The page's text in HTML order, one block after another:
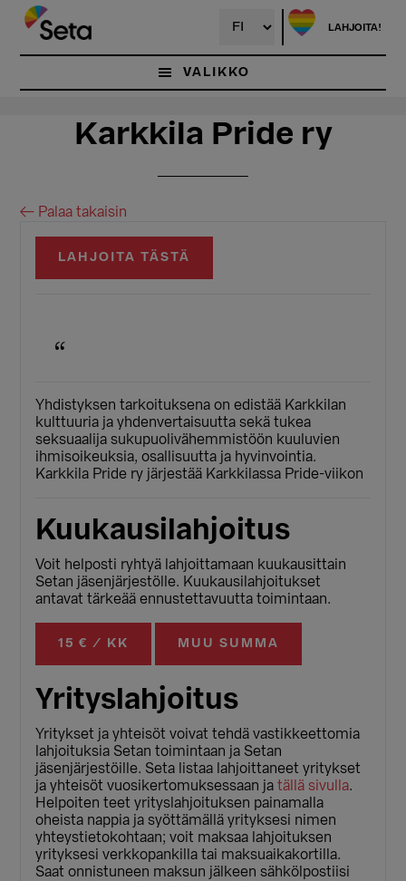
Hyppää
pääsisältöön
Hyppää
ensisijaiseen
sivupalkkiin
LAHJOITA!
VALIKKO
Karkkila Pride ry
← Palaa takaisin
LAHJOITA TÄSTÄ
Yhdistyksen tarkoituksena on edistää Karkkilan
kulttuuria ja yhdenvertaisuutta sekä tukea
seksuaalija sukupuolivähemmistöön kuuluvien
ihmisoikeuksia, osallisuutta ja hyvinvointia.
Karkkila Pride ry järjestää Karkkilassa Pride-viikon
Kuukausilahjoitus
Voit helposti ryhtyä lahjoittamaan kuukausittain
Setan jäsenjärjestölle. Kuukausilahjoitukset
antavat tärkeää ennustettavuutta toimintaan.
15 € / KK MUU SUMMA
Yrityslahjoitus
Yritykset ja yhteisöt voivat tehdä vastikkeettomia
lahjoituksia Setan toimintaan ja Setan
jäsenjärjestöille. Seta listaa lahjoittaneet yritykset
ja yhteisöt vuosikertomuksessaan jatällä sivulla.
Helpoiten teet yrityslahjoituksen painamalla
oheista nappia ja syöttämällä yrityksesi nimen
yhteystietokohtaan; voit maksaa lahjoituksen
yrityksesi verkkopankilla tai maksuaikakortilla.
Saat onnistuneen maksun jälkeen sähkölpostiisi